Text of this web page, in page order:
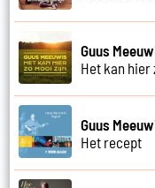
Guus
Het kan hier
Guus
Het recept